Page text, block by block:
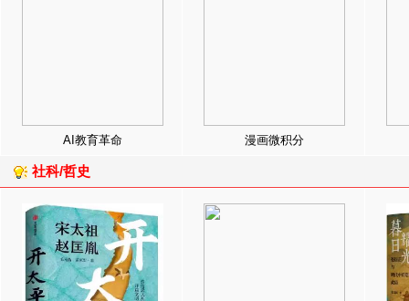
AI教育革命 漫画微积分
社科/哲史